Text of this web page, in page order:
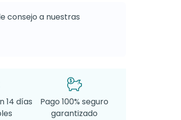
consejo a nuestras
14 días
Pago 100% seguro
garantizado